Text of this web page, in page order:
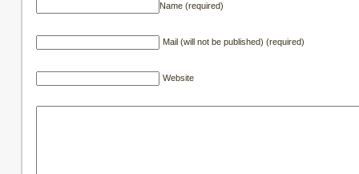
Name (required)
Mail (will not be published) (required)
Website